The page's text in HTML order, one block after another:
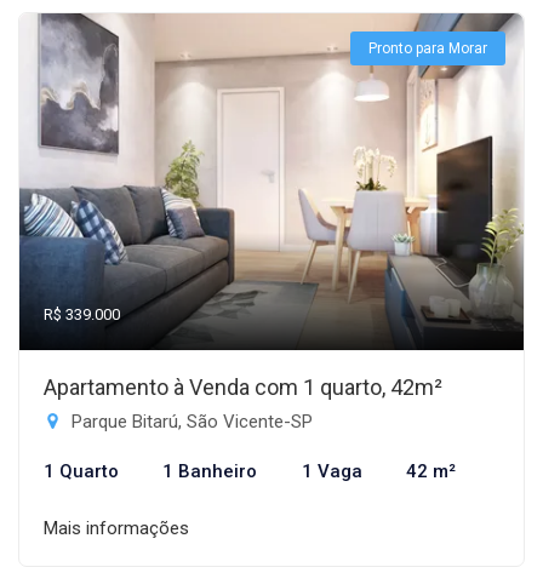
Pronto para Morar
R$ 339.000
Apartamento à Venda com 1 quarto, 42m²
Parque Bitarú, São Vicente-SP
1 Quarto 1 Banheiro 1 Vaga 42 m²
Mais informações